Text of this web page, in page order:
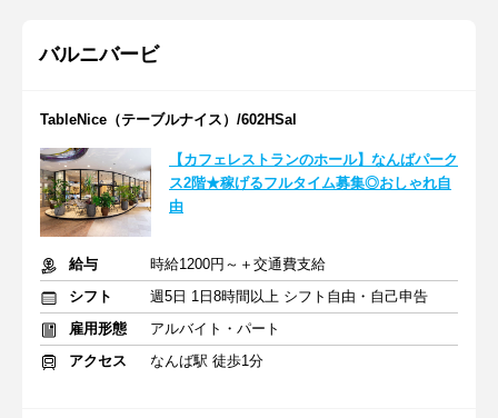
バルニバービ
TableNice（テーブルナイス）/602HSal
【カフェレストランのホール】なんばパーク
ス2階★稼げるフルタイム募集◎おしゃれ自
由
給与
時給1200円～＋交通費支給
シフト
週5日 1日8時間以上 シフト自由・自己申告
雇用形態
アルバイト・パート
アクセス
なんば駅 徒歩1分